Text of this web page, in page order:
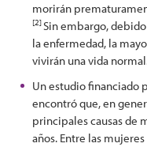
morirán
[2]Sin embargo,
la enfermedad, la
vivirán una vida
Un estudio financiado
encontró que, en
principales causas de
años. Entre las